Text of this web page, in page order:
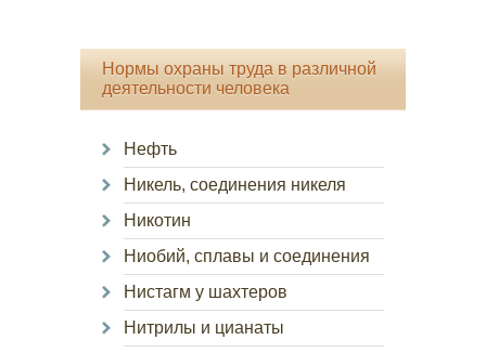
Нормы охраны труда в различной
деятельности человека
Нефть
Никель, соединения никеля
Никотин
Ниобий, сплавы и соединения
Нистагм у шахтеров
Нитрилы и цианаты